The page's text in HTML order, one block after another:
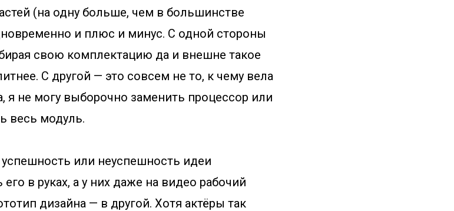
(на одну больше, чем в большинстве
и плюс и минус. С одной стороны
свою комплектацию да и внешне такое
С другой — это совсем не то, к чему вела
я не могу выборочно заменить процессор или
весь модуль.
или неуспешность идеи
в руках, а у них даже на видео рабочий
дизайна — в другой. Хотя актёры так